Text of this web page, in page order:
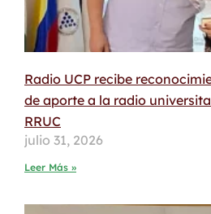
Radio UCP recibe
de aporte a la radio
RRUC
julio 31, 2026
Leer Más »